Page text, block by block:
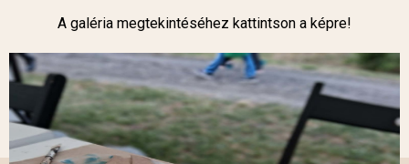
A galéria megtekintéséhez kattintson a képre!